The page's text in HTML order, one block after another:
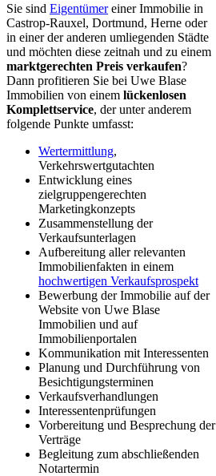
Sie sind Eigentümereiner Immobilie in
Castrop-Rauxel, Dortmund, Herne oder
in einer der anderen umliegenden Städte
und möchten diese zeitnah und zu einem
marktgerechten Preis verkaufen?
Dann profitieren Sie bei Uwe Blase
Immobilien von einem lückenlosen
Komplettservice, der unter anderem
folgende Punkte umfasst:
Wertermittlung,
Verkehrswertgutachten
Entwicklung eines
zielgruppengerechten
Marketingkonzepts
Zusammenstellung der
Verkaufsunterlagen
Aufbereitung aller relevanten
Immobilienfakten in einem
hochwertigen Verkaufsprospekt
Bewerbung der Immobilie auf der
Website von Uwe Blase
Immobilien und auf
Immobilienportalen
Kommunikation mit Interessenten
Planung und Durchführung von
Besichtigungsterminen
Verkaufsverhandlungen
Interessentenprüfungen
Vorbereitung und Besprechung der
Verträge
Begleitung zum abschließenden
Notartermin